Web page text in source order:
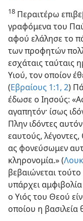
18 Περαιτέρω
γραφόμενα του
αφού ελάλησε το
των προφητών
εσχάταις ταύταις
Υιού, τον οποίον
(Εβραίους 1:1, 2)
έδωσε ο Ιησούς:
αγαπητόν· ίσως
Πλην ιδόντες
εαυτούς, λέγοντες,
ας φονεύσωμεν
κληρονομία.» (
βεβαιώνεται
υπάρχει
ο Υιός του Θεού
οποίου η βασιλεία